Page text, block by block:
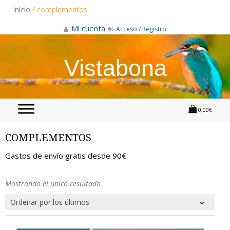
Inicio / complementos
Mi cuenta Acceso / Registro
Vistabona
0,00€
COMPLEMENTOS
Gastos de envío gratis desde 90€.
Mostrando el único resultado